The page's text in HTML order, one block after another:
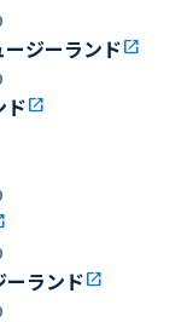
ジーランドopen_in_new
ドopen_in_new
ランドopen_in_new